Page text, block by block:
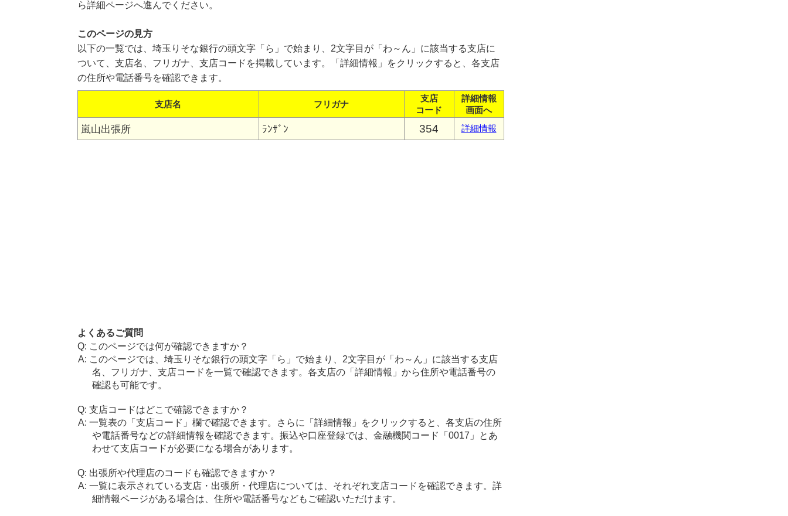
ら詳細ページへ進んでください。
このページの見方
以下の一覧では、埼玉りそな銀行の頭文字「ら」で始まり、2文字目が「わ～ん」に該当する支店に
ついて、支店名、フリガナ、支店コードを掲載しています。「詳細情報」をクリックすると、各支店
の住所や電話番号を確認できます。
支店名 フリガナ
支店
コード
詳細情報
画面へ
嵐山出張所 ﾗﾝｻﾞﾝ 354 詳細情報
よくあるご質問
このページでは何が確認できますか？
このページでは、埼玉りそな銀行の頭文字「ら」で始まり、2文字目が「わ～ん」に該当する支店
名、フリガナ、支店コードを一覧で確認できます。各支店の「詳細情報」から住所や電話番号の
確認も可能です。
支店コードはどこで確認できますか？
一覧表の「支店コード」欄で確認できます。さらに「詳細情報」をクリックすると、各支店の住所
や電話番号などの詳細情報を確認できます。振込や口座登録では、金融機関コード「0017」とあ
わせて支店コードが必要になる場合があります。
出張所や代理店のコードも確認できますか？
一覧に表示されている支店・出張所・代理店については、それぞれ支店コードを確認できます。詳
細情報ページがある場合は、住所や電話番号などもご確認いただけます。